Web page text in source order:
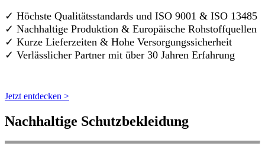
✓ Höchste Qualitätsstandards und ISO 9001 & ISO 13485
✓ Nachhaltige Produktion & Europäische Rohstoffquellen
✓ Kurze Lieferzeiten & Hohe Versorgungssicherheit
✓ Verlässlicher Partner mit über 30 Jahren Erfahrung
Jetzt entdecken >
Nachhaltige Schutzbekleidung